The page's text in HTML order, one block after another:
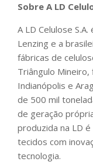
Sobre A LD
A LD Celulose
Lenzing e a
fábricas de
Triângulo
Indianópolis e
de 500 mil
de geração
produzida na LD
tecidos com
tecnologia.